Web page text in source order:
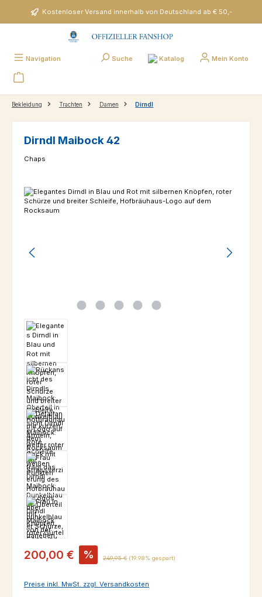
Zum Hauptinhalt springenKostenloser Versand innerhalb von Deutschland ab € 50,-
Navigation Suche Katalog Mein Konto
Bekleidung Trachten Damen Dirndl
Dirndl Maibock 42
Chaps
Bildergalerie überspringen
Verkaufspreis:
200,00 € % Regulärer Preis:
249,95 € (19.98% gespart)
Preise inkl. MwSt. zzgl. Versandkosten